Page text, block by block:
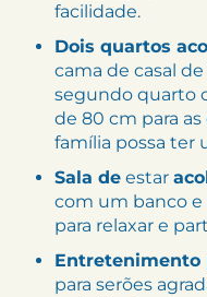
facilidade.
Dois quartos
cama de casal
segundo quarto
de 80 cm para as
família possa ter
Sala de estar
com um banco e
para relaxar e
Entretenimento
para serões